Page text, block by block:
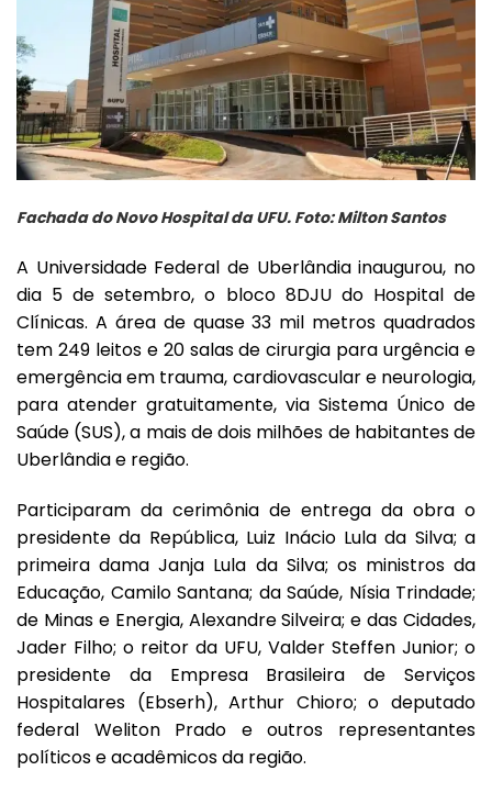
Fachada do Novo Hospital da UFU. Foto: Milton Santos
A Universidade Federal de Uberlândia inaugurou, no
dia 5 de setembro, o bloco 8DJU do Hospital de
Clínicas. A área de quase 33 mil metros quadrados
tem 249 leitos e 20 salas de cirurgia para urgência e
emergência em trauma, cardiovascular e neurologia,
para atender gratuitamente, via Sistema Único de
Saúde (SUS), a mais de dois milhões de habitantes de
Uberlândia e região.
Participaram da cerimônia de entrega da obra o
presidente da República, Luiz Inácio Lula da Silva; a
primeira dama Janja Lula da Silva; os ministros da
Educação, Camilo Santana; da Saúde, Nísia Trindade;
de Minas e Energia, Alexandre Silveira; e das Cidades,
Jader Filho; o reitor da UFU, Valder Steffen Junior; o
presidente da Empresa Brasileira de Serviços
Hospitalares (Ebserh), Arthur Chioro; o deputado
federal Weliton Prado e outros representantes
políticos e acadêmicos da região.